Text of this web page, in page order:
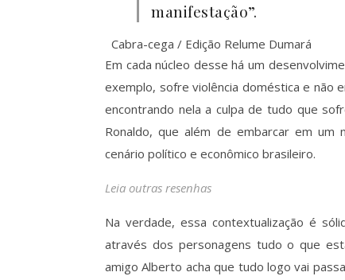
manifestação”.
Cabra-cega / Edição Relume Dumará
Em cada núcleo desse há um
exemplo, sofre violência doméstica e não
encontrando nela a culpa de tudo que
Ronaldo, que além de embarcar em um
cenário político e econômico brasileiro.
Leia outras resenhas
Na verdade, essa contextualização é
através dos personagens tudo o que
amigo Alberto acha que tudo logo vai